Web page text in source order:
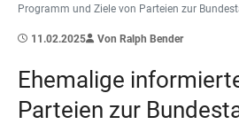
Programm und Ziele von Parteien zur
11.02.2025 Von Ralph Bender
Ehemalige
Parteien zur